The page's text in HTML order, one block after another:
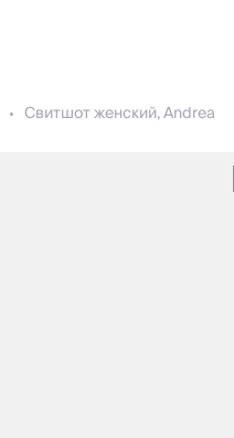
Свитшот женский, Andrea